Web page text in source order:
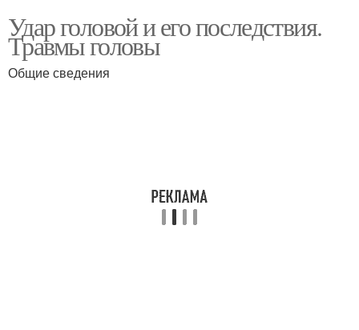
Удар головой и его последствия.
Травмы головы
Общие сведения